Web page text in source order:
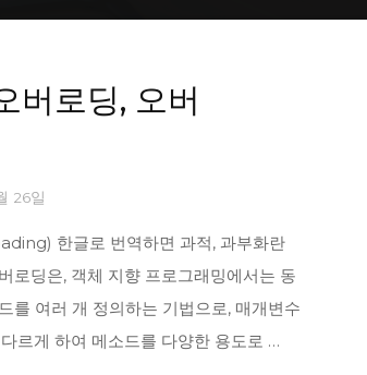
버로딩, 오버
26일
한글로 번역하면 과적, 과부화란
로딩은, 객체 지향 프로그래밍에서는 동
를 여러 개 정의하는 기법으로, 매개변수
르게 하여 메소드를 다양한 용도로 …